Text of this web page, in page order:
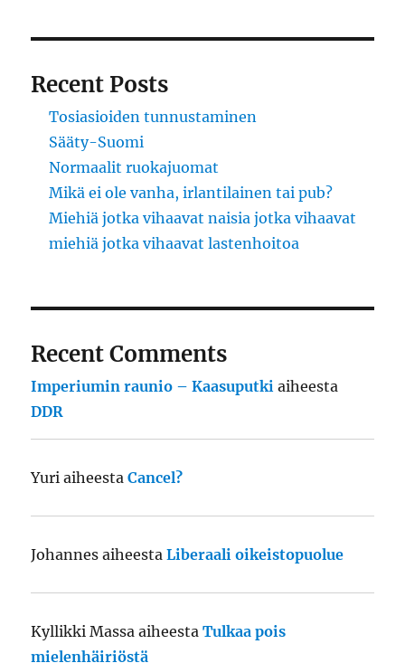
Recent Posts
Tosiasioiden tunnustaminen
Sääty-Suomi
Normaalit ruokajuomat
Mikä ei ole vanha, irlantilainen tai pub?
Miehiä jotka vihaavat naisia jotka vihaavat
miehiä jotka vihaavat lastenhoitoa
Recent Comments
Imperiumin raunio – Kaasuputki aiheesta
DDR
Yuri aiheestaCancel?
Johannes aiheestaLiberaali oikeistopuolue
Kyllikki Massa aiheestaTulkaa pois
mielenhäiriöstä